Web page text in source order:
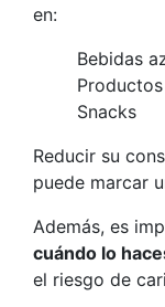
en:
Bebidas
Snacks
Reducir su
puede marcar
Además, es
cuándo lo
el riesgo de